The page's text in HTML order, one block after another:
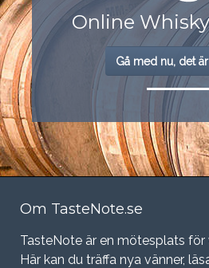
Online
Gå med nu, det
Om TasteNote.se
TasteNote är en mötesplats för
Här kan du träffa nya vänner,